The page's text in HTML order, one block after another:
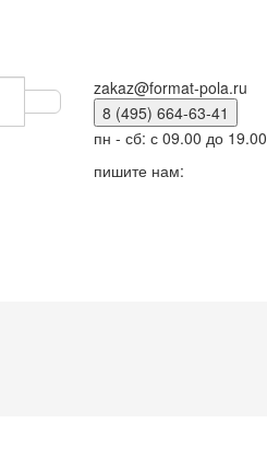
zakaz@format-pola.ru
8 (495) 664-63-41
пн - сб: с 09.00 до 19.00
пишите нам: